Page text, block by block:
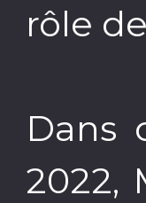
rôle
Dans
2022,